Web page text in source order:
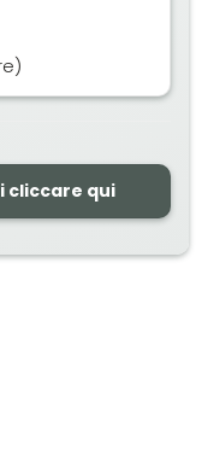
cliccare qui